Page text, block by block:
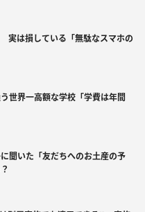
実は損している「無駄なスマホの
世界一高額な学校「学費は年間
聞いた「友だちへのお土産の予